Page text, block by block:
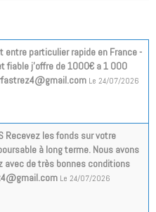
entre particulier rapide en France -
fiable j'offre de 1000€ a 1 000
Le 24/07/2026
Recevez les fonds sur votre
à long terme. Nous avons
avec de très bonnes conditions
Le 24/07/2026